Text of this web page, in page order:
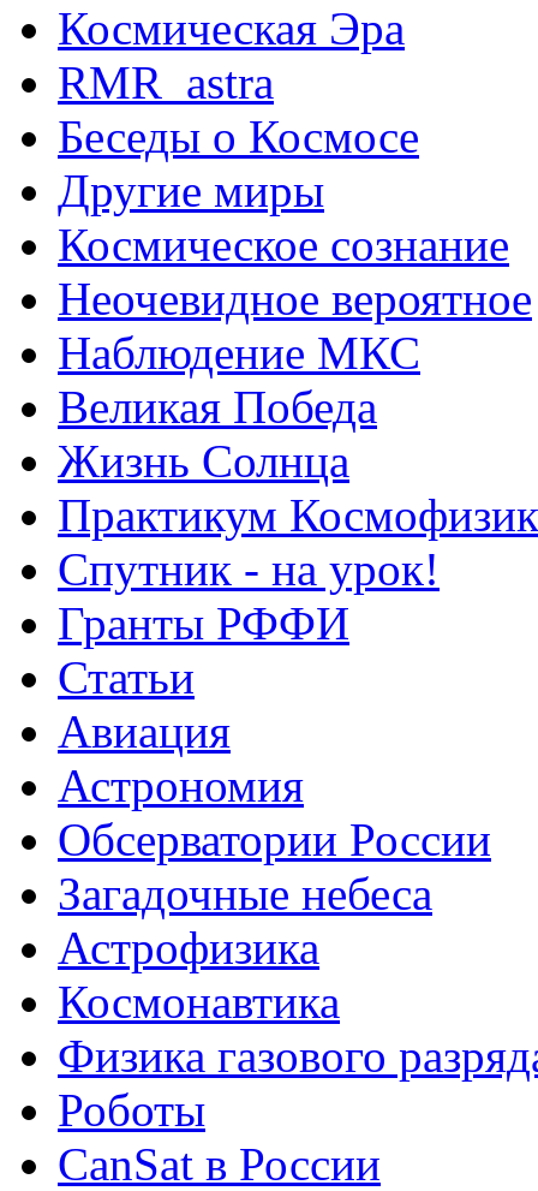
Космическая Эра
RMR_astra
Беседы о Космосе
Другие миры
Космическое сознание
Неочевидное вероятное
Наблюдение МКС
Великая Победа
Жизнь Солнца
Практикум
Спутник - на урок!
Гранты РФФИ
Статьи
Авиация
Астрономия
Обсерватории России
Загадочные небеса
Астрофизика
Космонавтика
Физика газового
Роботы
CanSat в России